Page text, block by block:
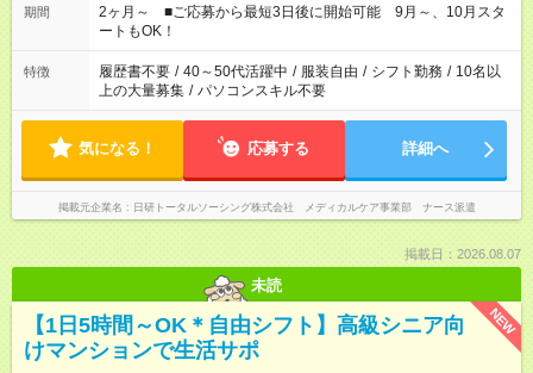
など、あなたのご希望に沿ったお仕事をご紹介します！ ※Wワ
ーク希望の方へ 今ご覧のお仕事で希望する勤務時間と、もう1つ
のお仕事の勤務時間。 合計で週40時間を超える場合は応募でき
ません
期間
2ヶ月～ ■ご応募から最短3日後に開始可能 9月～、10月スタ
ートもOK！
特徴 履歴書不要 / 40～50代活躍中 / 服装自由 / シフト勤務 / 10名以
上の大量募集 / パソコンスキル不要
気になる！ 応募する 詳細へ
掲載元企業名 日研トータルソーシング株式会社 メディカルケア事業部 ナース派遣
掲載日：2026.08.07
未読
NEW
【1日5時間～OK＊自由シフト】高級シニア向
けマンションで生活サポ